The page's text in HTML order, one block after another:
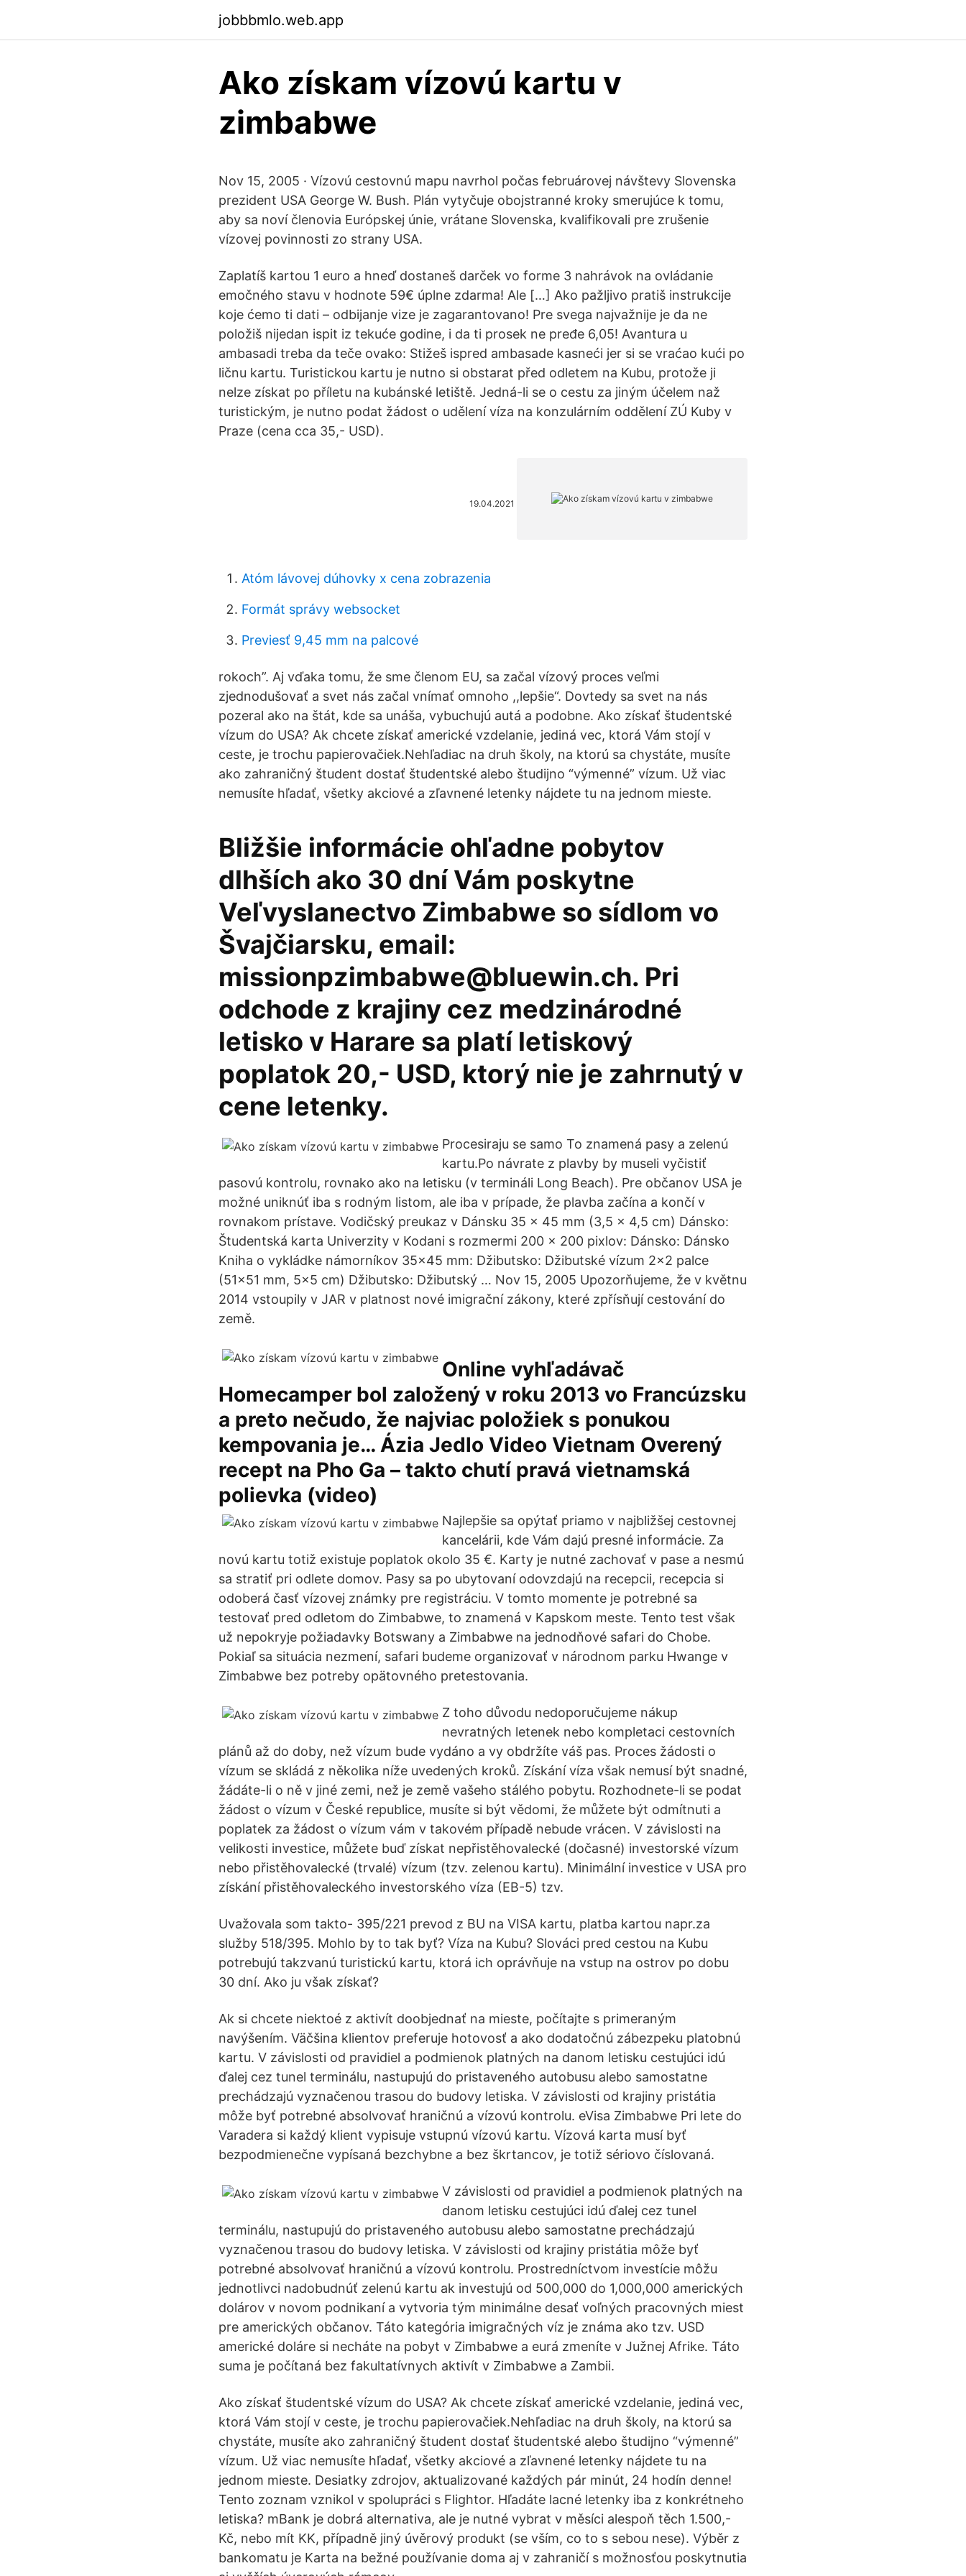
jobbbmlo.web.app
Ako získam vízovú kartu v
zimbabwe
Nov 15, 2005 · Vízovú cestovnú mapu navrhol počas februárovej návštevy Slovenska
prezident USA George W. Bush. Plán vytyčuje obojstranné kroky smerujúce k tomu,
aby sa noví členovia Európskej únie, vrátane Slovenska, kvalifikovali pre zrušenie
vízovej povinnosti zo strany USA.
Zaplatíš kartou 1 euro a hneď dostaneš darček vo forme 3 nahrávok na ovládanie
emočného stavu v hodnote 59€ úplne zdarma! Ale […] Ako pažljivo pratiš instrukcije
koje ćemo ti dati – odbijanje vize je zagarantovano! Pre svega najvažnije je da ne
položiš nijedan ispit iz tekuće godine, i da ti prosek ne pređe 6,05! Avantura u
ambasadi treba da teče ovako: Stižeš ispred ambasade kasneći jer si se vraćao kući po
ličnu kartu. Turistickou kartu je nutno si obstarat před odletem na Kubu, protože ji
nelze získat po příletu na kubánské letiště. Jedná-li se o cestu za jiným účelem naž
turistickým, je nutno podat žádost o udělení víza na konzulárním oddělení ZÚ Kuby v
Praze (cena cca 35,- USD).
19.04.2021
Atóm lávovej dúhovky x cena zobrazenia
Formát správy websocket
Previesť 9,45 mm na palcové
rokoch”. Aj vďaka tomu, že sme členom EU, sa začal vízový proces veľmi
zjednodušovať a svet nás začal vnímať omnoho ,,lepšie“. Dovtedy sa svet na nás
pozeral ako na štát, kde sa unáša, vybuchujú autá a podobne. Ako získať študentské
vízum do USA? Ak chcete získať americké vzdelanie, jediná vec, ktorá Vám stojí v
ceste, je trochu papierovačiek.Nehľadiac na druh školy, na ktorú sa chystáte, musíte
ako zahraničný študent dostať študentské alebo študijno “výmenné” vízum. Už viac
nemusíte hľadať, všetky akciové a zľavnené letenky nájdete tu na jednom mieste.
Bližšie informácie ohľadne pobytov
dlhších ako 30 dní Vám poskytne
Veľvyslanectvo Zimbabwe so sídlom vo
Švajčiarsku, email:
missionpzimbabwe@bluewin.ch. Pri
odchode z krajiny cez medzinárodné
letisko v Harare sa platí letiskový
poplatok 20,- USD, ktorý nie je zahrnutý v
cene letenky.
Procesiraju se samo To znamená pasy a zelenú
kartu.Po návrate z plavby by museli vyčistiť
pasovú kontrolu, rovnako ako na letisku (v termináli Long Beach). Pre občanov USA je
možné uniknúť iba s rodným listom, ale iba v prípade, že plavba začína a končí v
rovnakom prístave. Vodičský preukaz v Dánsku 35 x 45 mm (3,5 x 4,5 cm) Dánsko:
Študentská karta Univerzity v Kodani s rozmermi 200 x 200 pixlov: Dánsko: Dánsko
Kniha o vykládke námorníkov 35x45 mm: Džibutsko: Džibutské vízum 2x2 palce
(51x51 mm, 5x5 cm) Džibutsko: Džibutský … Nov 15, 2005 Upozorňujeme, že v květnu
2014 vstoupily v JAR v platnost nové imigrační zákony, které zpřísňují cestování do
země.
Online vyhľadávač
Homecamper bol založený v roku 2013 vo Francúzsku
a preto nečudo, že najviac položiek s ponukou
kempovania je… Ázia Jedlo Video Vietnam Overený
recept na Pho Ga – takto chutí pravá vietnamská
polievka (video)
Najlepšie sa opýtať priamo v najbližšej cestovnej
kancelárii, kde Vám dajú presné informácie. Za
novú kartu totiž existuje poplatok okolo 35 €. Karty je nutné zachovať v pase a nesmú
sa stratiť pri odlete domov. Pasy sa po ubytovaní odovzdajú na recepcii, recepcia si
odoberá časť vízovej známky pre registráciu. V tomto momente je potrebné sa
testovať pred odletom do Zimbabwe, to znamená v Kapskom meste. Tento test však
už nepokryje požiadavky Botswany a Zimbabwe na jednodňové safari do Chobe.
Pokiaľ sa situácia nezmení, safari budeme organizovať v národnom parku Hwange v
Zimbabwe bez potreby opätovného pretestovania.
Z toho důvodu nedoporučujeme nákup
nevratných letenek nebo kompletaci cestovních
plánů až do doby, než vízum bude vydáno a vy obdržíte váš pas. Proces žádosti o
vízum se skládá z několika níže uvedených kroků. Získání víza však nemusí být snadné,
žádáte-li o ně v jiné zemi, než je země vašeho stálého pobytu. Rozhodnete-li se podat
žádost o vízum v České republice, musíte si být vědomi, že můžete být odmítnuti a
poplatek za žádost o vízum vám v takovém případě nebude vrácen. V závislosti na
velikosti investice, můžete buď získat nepřistěhovalecké (dočasné) investorské vízum
nebo přistěhovalecké (trvalé) vízum (tzv. zelenou kartu). Minimální investice v USA pro
získání přistěhovaleckého investorského víza (EB-5) tzv.
Uvažovala som takto- 395/221 prevod z BU na VISA kartu, platba kartou napr.za
služby 518/395. Mohlo by to tak byť? Víza na Kubu? Slováci pred cestou na Kubu
potrebujú takzvanú turistickú kartu, ktorá ich oprávňuje na vstup na ostrov po dobu
30 dní. Ako ju však získať?
Ak si chcete niektoé z aktivít doobjednať na mieste, počítajte s primeraným
navýšením. Väčšina klientov preferuje hotovosť a ako dodatočnú zábezpeku platobnú
kartu. V závislosti od pravidiel a podmienok platných na danom letisku cestujúci idú
ďalej cez tunel terminálu, nastupujú do pristaveného autobusu alebo samostatne
prechádzajú vyznačenou trasou do budovy letiska. V závislosti od krajiny pristátia
môže byť potrebné absolvovať hraničnú a vízovú kontrolu. eVisa Zimbabwe Pri lete do
Varadera si každý klient vypisuje vstupnú vízovú kartu. Vízová karta musí byť
bezpodmienečne vypísaná bezchybne a bez škrtancov, je totiž sériovo číslovaná.
V závislosti od pravidiel a podmienok platných na
danom letisku cestujúci idú ďalej cez tunel
terminálu, nastupujú do pristaveného autobusu alebo samostatne prechádzajú
vyznačenou trasou do budovy letiska. V závislosti od krajiny pristátia môže byť
potrebné absolvovať hraničnú a vízovú kontrolu. Prostredníctvom investície môžu
jednotlivci nadobudnúť zelenú kartu ak investujú od 500,000 do 1,000,000 amerických
dolárov v novom podnikaní a vytvoria tým minimálne desať voľných pracovných miest
pre amerických občanov. Táto kategória imigračných víz je známa ako tzv. USD
americké doláre si necháte na pobyt v Zimbabwe a eurá zmeníte v Južnej Afrike. Táto
suma je počítaná bez fakultatívnych aktivít v Zimbabwe a Zambii.
Ako získať študentské vízum do USA? Ak chcete získať americké vzdelanie, jediná vec,
ktorá Vám stojí v ceste, je trochu papierovačiek.Nehľadiac na druh školy, na ktorú sa
chystáte, musíte ako zahraničný študent dostať študentské alebo študijno “výmenné”
vízum. Už viac nemusíte hľadať, všetky akciové a zľavnené letenky nájdete tu na
jednom mieste. Desiatky zdrojov, aktualizované každých pár minút, 24 hodín denne!
Tento zoznam vznikol v spolupráci s Flightor. Hľadáte lacné letenky iba z konkrétneho
letiska? mBank je dobrá alternativa, ale je nutné vybrat v měsíci alespoň těch 1.500,-
Kč, nebo mít KK, případně jiný úvěrový produkt (se vším, co to s sebou nese). Výběr z
bankomatu je Karta na bežné používanie doma aj v zahraničí s možnosťou poskytnutia